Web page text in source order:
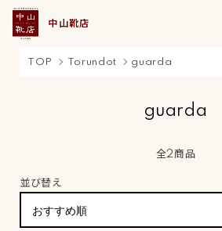
中山靴店
TOP Torundot guarda
guarda
全2商品
並び替え